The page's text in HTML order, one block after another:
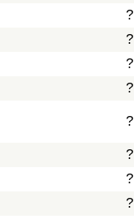
?
?
?
?
?
?
?
?